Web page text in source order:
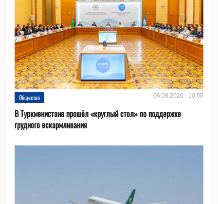
Общество 06.08.2026 - 10:55
В Туркменистане прошёл «круглый стол» по поддержке
грудного вскармливания